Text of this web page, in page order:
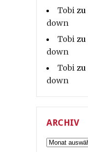
Tobi zu
down
Tobi zu
down
Tobi zu
down
ARCHIV
Archiv